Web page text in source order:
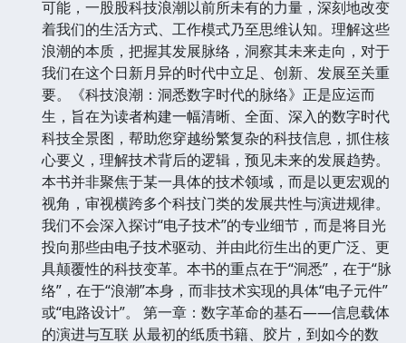
可能，一股股科技浪潮以前所未有的力量，深刻地改变
着我们的生活方式、工作模式乃至思维认知。理解这些
浪潮的本质，把握其发展脉络，洞察其未来走向，对于
我们在这个日新月异的时代中立足、创新、发展至关重
要。《科技浪潮：洞悉数字时代的脉络》正是应运而
生，旨在为读者构建一幅清晰、全面、深入的数字时代
科技全景图，帮助您穿越纷繁复杂的科技信息，抓住核
心要义，理解技术背后的逻辑，预见未来的发展趋势。
本书并非聚焦于某一具体的技术领域，而是以更宏观的
视角，审视横跨多个科技门类的发展共性与演进规律。
我们不会深入探讨“电子技术”的专业细节，而是将目光
投向那些由电子技术驱动、并由此衍生出的更广泛、更
具颠覆性的科技变革。本书的重点在于“洞悉”，在于“脉
络”，在于“浪潮”本身，而非技术实现的具体“电子元件”
或“电路设计”。 第一章：数字革命的基石——信息载体
的演进与互联 从最初的纸质书籍、胶片，到如今的数